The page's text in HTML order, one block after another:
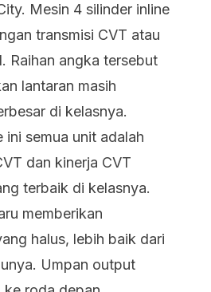
Mesin 4 silinder inline
transmisi CVT atau
Raihan angka tersebut
lantaran masih
di kelasnya.
ini semua unit adalah
dan kinerja CVT
terbaik di kelasnya.
memberikan
halus, lebih baik dari
Umpan output